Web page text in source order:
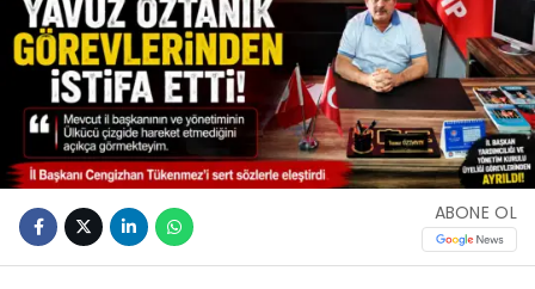
ABONE OL